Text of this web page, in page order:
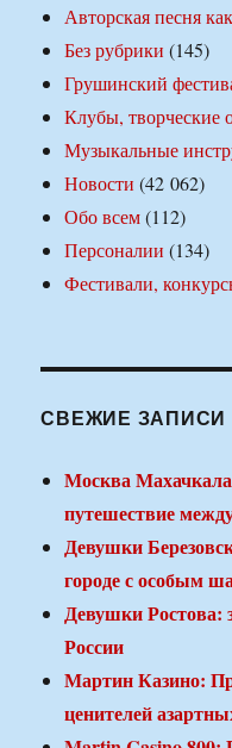
Авторская песня
Без рубрики (145)
Грушинский
Клубы, творческие
Музыкальные
Новости (42 062)
Обо всем(112)
Персоналии (134)
Фестивали,
СВЕЖИЕ ЗАПИСИ
Москва
путешествие
Девушки
городе с особым
Девушки Ростова:
России
Мартин Казино:
ценителей